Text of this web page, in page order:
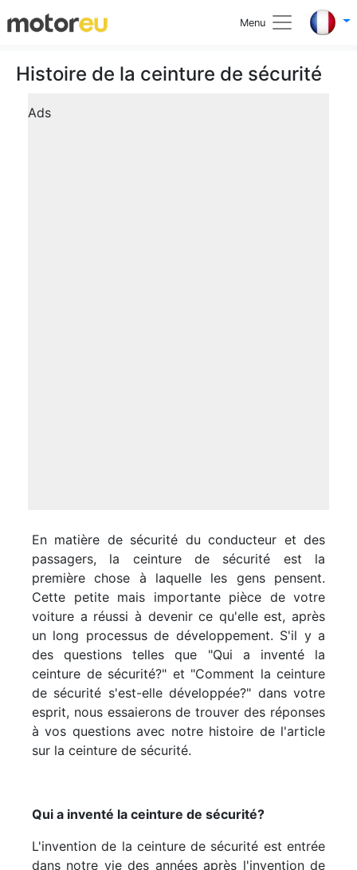
Menu
Histoire de la ceinture de sécurité
Ads
En matière de sécurité du conducteur et des
passagers, la ceinture de sécurité est la
première chose à laquelle les gens pensent.
Cette petite mais importante pièce de votre
voiture a réussi à devenir ce qu'elle est, après
un long processus de développement. S'il y a
des questions telles que "Qui a inventé la
ceinture de sécurité?" et "Comment la ceinture
de sécurité s'est-elle développée?" dans votre
esprit, nous essaierons de trouver des réponses
à vos questions avec notre histoire de l'article
sur la ceinture de sécurité.
Qui a inventé la ceinture de sécurité?
L'invention de la ceinture de sécurité est entrée
dans notre vie des années après l'invention de